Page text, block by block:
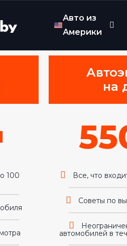
Авто из
Америки
100
на
Все, что
Советы по
автомобилей в